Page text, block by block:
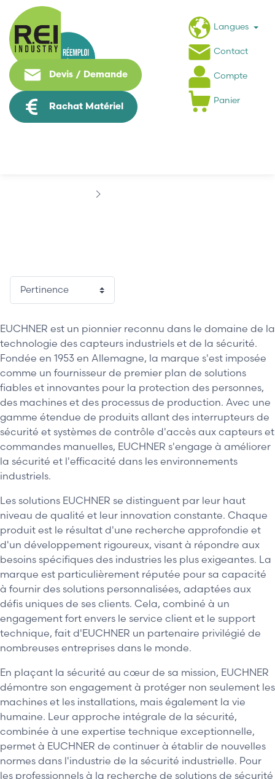
Devis / Demande
Rachat Matériel
Langues
Contact
Compte
Panier
EUCHNER est un pionnier reconnu dans le domaine de la
technologie des capteurs industriels et de la sécurité.
Fondée en 1953 en Allemagne, la marque s'est imposée
comme un fournisseur de premier plan de solutions
fiables et innovantes pour la protection des personnes,
des machines et des processus de production. Avec une
gamme étendue de produits allant des interrupteurs de
sécurité et systèmes de contrôle d'accès aux capteurs et
commandes manuelles, EUCHNER s'engage à améliorer
la sécurité et l'efficacité dans les environnements
industriels.
Les solutions EUCHNER se distinguent par leur haut
niveau de qualité et leur innovation constante. Chaque
produit est le résultat d'une recherche approfondie et
d'un développement rigoureux, visant à répondre aux
besoins spécifiques des industries les plus exigeantes. La
marque est particulièrement réputée pour sa capacité
à fournir des solutions personnalisées, adaptées aux
défis uniques de ses clients. Cela, combiné à un
engagement fort envers le service client et le support
technique, fait d'EUCHNER un partenaire privilégié de
nombreuses entreprises dans le monde.
En plaçant la sécurité au cœur de sa mission, EUCHNER
démontre son engagement à protéger non seulement les
machines et les installations, mais également la vie
humaine. Leur approche intégrale de la sécurité,
combinée à une expertise technique exceptionnelle,
permet à EUCHNER de continuer à établir de nouvelles
normes dans l'industrie de la sécurité industrielle. Pour
les professionnels à la recherche de solutions de sécurité